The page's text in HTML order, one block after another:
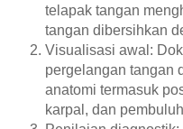
telapak tangan
tangan dibersihkan
Visualisasi awal:
pergelangan tangan
anatomi termasuk
karpal, dan